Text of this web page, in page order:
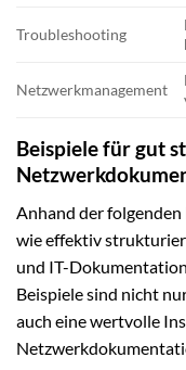
Troubleshooting
Netzwerkmanagement
Beispiele für gut
Anhand der folgenden
wie effektiv
und IT-
Beispiele sind nicht
auch eine wertvolle